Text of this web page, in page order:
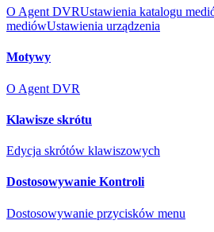
O Agent DVRUstawienia katalogu
mediówUstawienia urządzenia
Motywy
O Agent DVR
Klawisze skrótu
Edycja skrótów klawiszowych
Dostosowywanie Kontroli
Dostosowywanie przycisków menu